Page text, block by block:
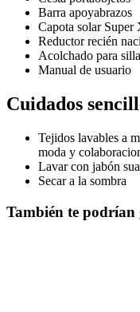
Barra apoyabrazos
Capota solar
Reductor recién
Acolchado para
Manual de usuario
Cuidados
Tejidos lavables a
moda y
Lavar con jabón
Secar a la sombra
También te podrían